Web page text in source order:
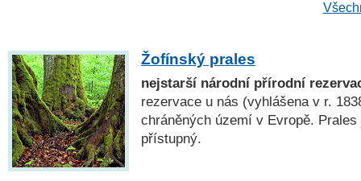
Žofínský prales
nejstarší národní přírodní
rezervace u nás (vyhlášena v r.
chráněných území v Evropě. Prales
přístupný.